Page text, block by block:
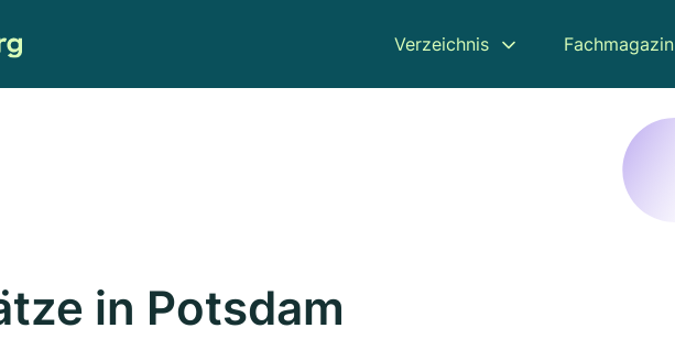
Verzeichnis Fachmagazin
in Potsdam